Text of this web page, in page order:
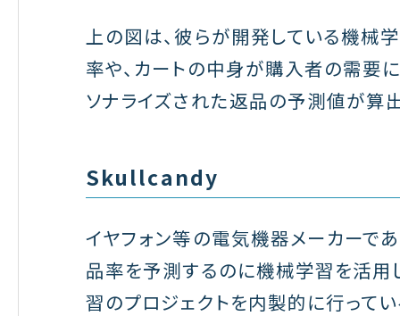
上の図は、彼らが開発している機械
率や、カートの中身が購入者の需要
ソナライズされた返品の予測値が算
Skullcandy
イヤフォン等の電気機器メーカー
品率を予測するのに機械学習を活用
習のプロジェクトを内製的に行ってい